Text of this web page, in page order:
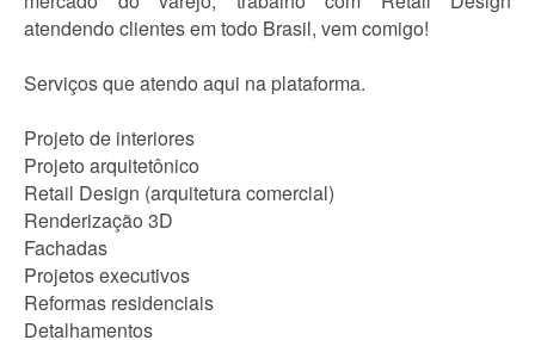
atendendo clientes em todo Brasil, vem comigo!
Serviços que atendo aqui na plataforma.
Projeto de interiores
Projeto arquitetônico
Retail Design (arquitetura comercial)
Renderização 3D
Fachadas
Projetos executivos
Reformas residenciais
Detalhamentos